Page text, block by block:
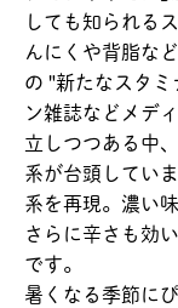
しても知られる
んにくや背脂な
の "新たなスタミ
ン雑誌などメデ
立しつつある中
系が台頭してい
系を再現。濃い
さらに辛さも効
です。
暑くなる季節に